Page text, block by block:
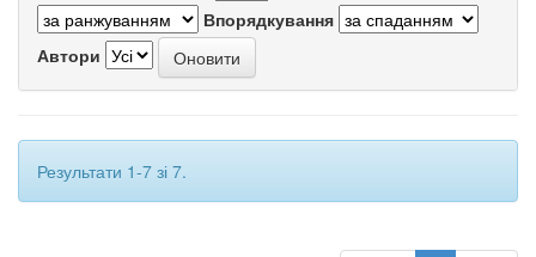
Впорядкування
Автори
Результати 1-7 зі 7.